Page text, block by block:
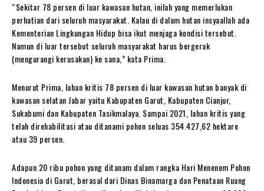
“Sekitar 78 persen di luar kawasan hutan, inilah yang memerlukan
perhatian dari seluruh masyarakat. Kalau di dalam hutan insyaallah ada
Kementerian Lingkungan Hidup bisa ikut menjaga kondisi tersebut.
Namun di luar tersebut seluruh masyarakat harus bergerak
(mengurangi kerusakan) ke sana,” kata Prima.
Menurut Prima, lahan kritis 78 persen di luar kawasan hutan banyak di
kawasan selatan Jabar yaitu Kabupaten Garut, Kabupaten Cianjur,
Sukabumi dan Kabupaten Tasikmalaya. Sampai 2021, lahan kritis yang
telah direhabilitasi atau ditanami pohon seluas 354.427,62 hektare
atau 39 persen.
Adapun 20 ribu pohon yang ditanam dalam rangka Hari Menenem Pohon
Indonesia di Garut, berasal dari Dinas Binamarga dan Penataan Ruang